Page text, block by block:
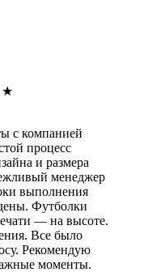
★
с компанией
процесс
и размера
менеджер
выполнения
Футболки
— на высоте.
Все было
Рекомендую
моменты.